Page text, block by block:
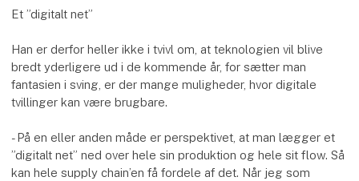
Et ”digitalt net”
Han er derfor heller ikke i tvivl om, at teknologien vil blive
bredt yderligere ud i de kommende år, for sætter man
fantasien i sving, er der mange muligheder, hvor digitale
tvillinger kan være brugbare.
- På en eller anden måde er perspektivet, at man lægger et
”digitalt net” ned over hele sin produktion og hele sit flow. Så
kan hele supply chain’en få fordele af det. Når jeg som